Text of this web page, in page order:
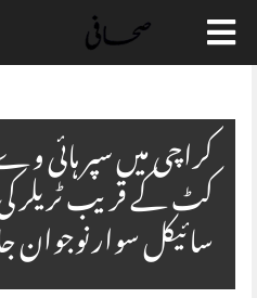
Skip
کراچی میں سپر ہائی
کٹ کے قریب ٹریلر
سائیکل سوار